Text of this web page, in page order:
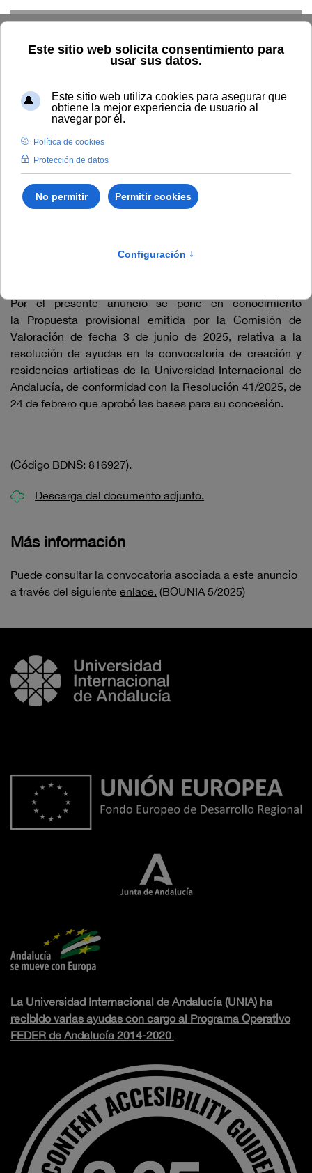
Home La UNIA TOUNIA
Alumnado: convocatorias
Anuncio relativo a la Propuesta provisional de ayudas a la
Anuncio relativo a la Propuesta
provisional de ayudas a la
Por el presente anuncio se pone en conocimiento
la Propuesta provisional emitida por la Comisión de
Valoración de fecha 3 de junio de 2025, relativa a la
resolución de ayudas en la convocatoria de creación y
residencias artísticas de la Universidad Internacional de
Andalucía, de conformidad con la Resolución 41/2025, de
24 de febrero que aprobó las bases para su concesión.
(Código BDNS: 816927).
Descarga del documento adjunto.
Más información
Puede consultar la convocatoria asociada a este anuncio
a través del siguiente enlace. (BOUNIA 5/2025)
La Universidad Internacional de Andalucía (UNIA) ha
recibido varias ayudas con cargo al Programa Operativo
FEDER de Andalucía 2014-2020